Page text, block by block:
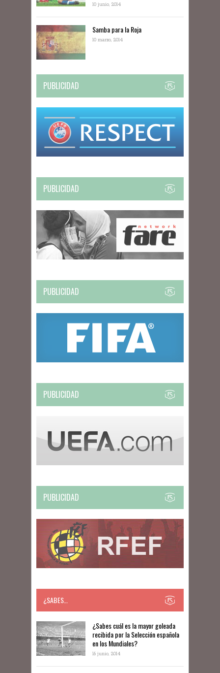
10 junio, 2014
Samba para la Roja
10 marzo, 2014
PUBLICIDAD
PUBLICIDAD
PUBLICIDAD
PUBLICIDAD
PUBLICIDAD
¿SABES…
​​¿Sabes cuál es la mayor goleada
recibida por la Selección española
en los Mundiales?
16 junio, 2014